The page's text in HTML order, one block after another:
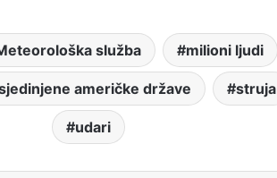
služba milioni ljudi
američke države struja
udari